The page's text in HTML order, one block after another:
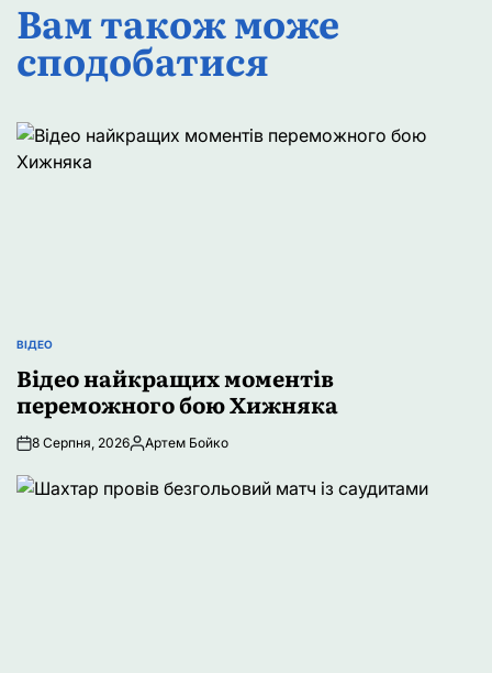
Вам також може
сподобатися
ОПУБЛІКУВАТИ
ВІДЕО
Відео найкращих моментів
переможного бою Хижняка
8 Серпня, 2026Опубліковано
Артем Бойко